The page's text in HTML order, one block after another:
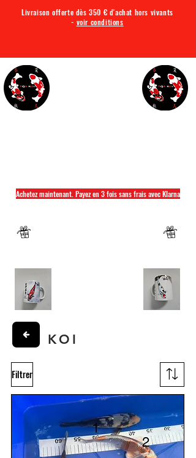
Livraison offerte dès 350 € d'achat hors vivants
- voir conditions
Achetez maintenant. Payez en 3 fois sans frais avec Klarna
KOI
Filtrer